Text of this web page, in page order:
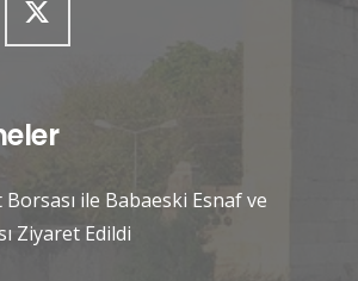
ile Babaeski Esnaf ve
Ziyaret Edildi